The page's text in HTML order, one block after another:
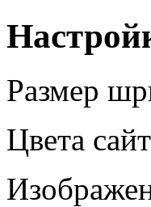
Размер
Цвета